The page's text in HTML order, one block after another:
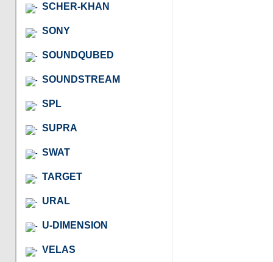
SCHER-KHAN
SONY
SOUNDQUBED
SOUNDSTREAM
SPL
SUPRA
SWAT
TARGET
URAL
U-DIMENSION
VELAS